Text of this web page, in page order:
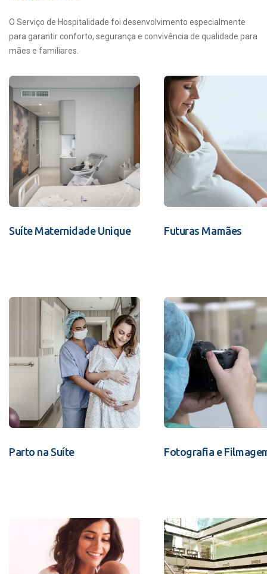
O Serviço de Hospitalidade foi desenvolvimento especialmente
para garantir conforto, segurança e convivência de qualidade para
mães e familiares.
Suíte Maternidade Unique Futuras Mamães
Parto na Suíte Fotografia e